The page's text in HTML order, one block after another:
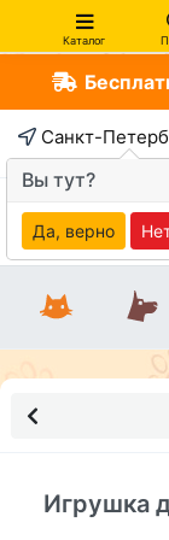
Каталог
Санкт-
Игрушка
Вы тут?
Да, верно